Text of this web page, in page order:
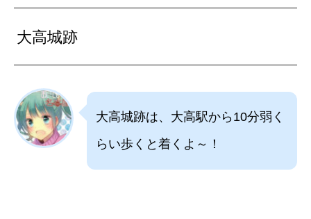
大高城跡
大高城跡は、大高駅から10分弱く
らい歩くと着くよ～！